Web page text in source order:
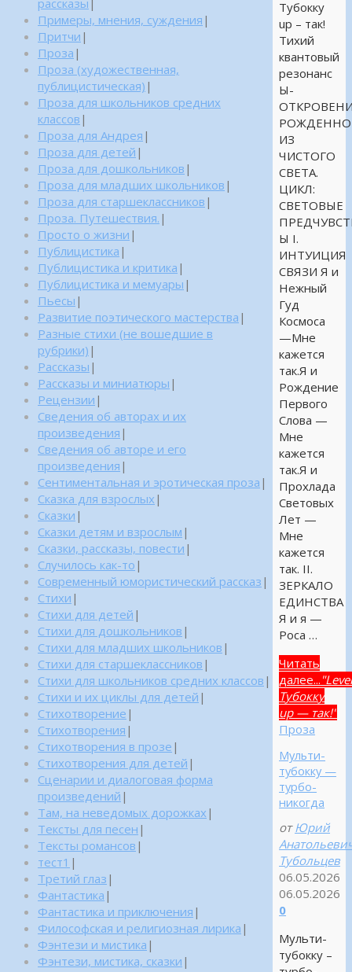
Тубокку
up – так!
Тихий
квантовый
резонанс
Ы-
ИЗ
ЧИСТОГО
СВЕТА.
ЦИКЛ:
СВЕТОВЫЕ
Ы I.
ИНТУИЦИЯ
СВЯЗИ Я и
Нежный
Гуд
Космоса
—Мне
кажется
так.Я и
Рождение
Первого
Слова —
Мне
кажется
так.Я и
Прохлада
Световых
Лет —
Мне
кажется
так. II.
ЗЕРКАЛО
ЕДИНСТВА
Я и я —
Роса …
Читать
далее...
Тубокку
up — так!"
Проза
Мульти-
тубокку —
турбо-
никогда
от Юрий
Тубольцев
06.05.2026
06.05.2026
0
Мульти-
тубокку –
Примеры, мнения, суждения |
Притчи |
Проза |
Проза (художественная,
публицистическая) |
Проза для школьников средних
классов |
Проза для Андрея |
Проза для детей |
Проза для дошкольников |
Проза для младших школьников |
Проза для старшеклассников |
Проза. Путешествия. |
Просто о жизни |
Публицистика |
Публицистика и критика |
Публицистика и мемуары |
Пьесы |
Развитие поэтического мастерства |
Разные стихи (не вошедшие в
рубрики) |
Рассказы |
Рассказы и миниатюры |
Рецензии |
Сведения об авторах и их
произведения |
Сведения об авторе и его
произведения |
Сентиментальная и эротическая проза |
Сказка для взрослых |
Сказки |
Сказки детям и взрослым |
Сказки, рассказы, повести |
Случилось как-то |
Современный юмористический рассказ |
Стихи |
Стихи для детей |
Стихи для дошкольников |
Стихи для младших школьников |
Стихи для старшеклассников |
Стихи для школьников средних классов |
Стихи и их циклы для детей |
Стихотворение |
Стихотворения |
Стихотворения в прозе |
Стихотворения для детей |
Сценарии и диалоговая форма
произведений |
Там, на неведомых дорожках |
Тексты для песен |
Тексты романсов |
тест1 |
Третий глаз |
Фантастика |
Фантастика и приключения |
Философская и религиозная лирика |
Фэнтези и мистика |
Фэнтези, мистика, сказки |